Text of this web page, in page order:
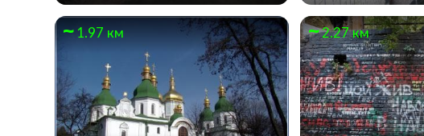
1.97 км 2.27 км